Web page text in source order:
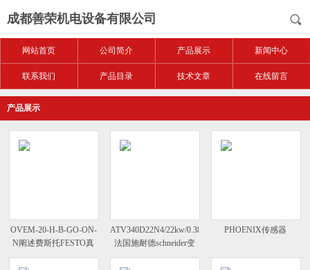
成都善荣机电设备有限公司
网站首页 公司简介 产品展示 新闻中心
联系我们 产品目录 技术文章 在线留言
产品展示
OVEM-20-H-B-GO-ON-
N阐述费斯托FESTO真
空发器技术参数
ATV340D22N4/22kw/0.38kV
法国施耐德schneider变
频器低压式
PHOENIX传感器